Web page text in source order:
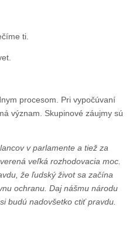
ti.
procesom. Pri vypočúvaní
význam. Skupinové záujmy sú
v parlamente a tiež za
veľká rozhodovacia moc.
že ľudský život sa začína
ochranu. Daj nášmu národu
budú nadovšetko ctiť pravdu.